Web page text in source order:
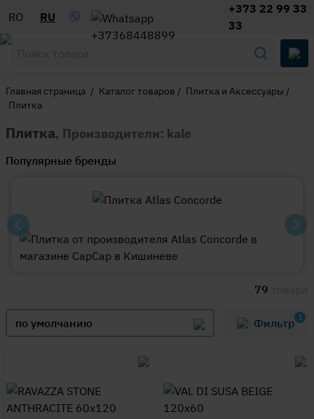
RO RU
+373 22 99 33
33
Главная страница / Каталог товаров / Плитка и Аксессуары /
Плитка
Плитка, Производители: kale
Популярные бренды
79
по умолчанию Фильтр 1